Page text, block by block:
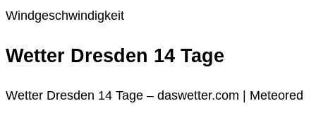
Windgeschwindigkeit
Wetter Dresden 14 Tage
Wetter Dresden 14 Tage – daswetter.com | Meteored